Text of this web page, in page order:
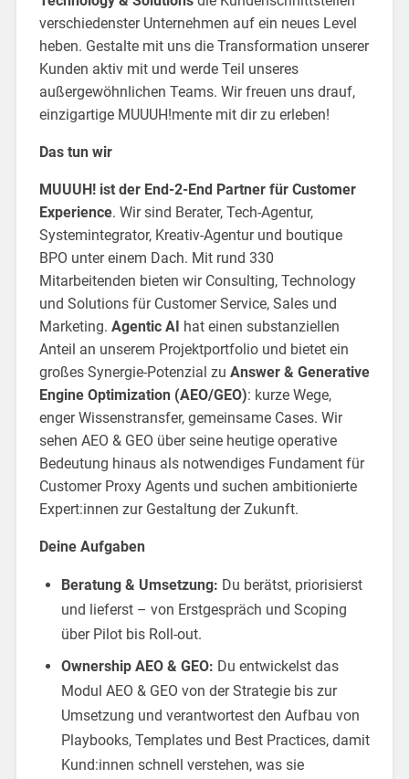
verschiedenster Unternehmen auf ein neues Level
heben. Gestalte mit uns die Transformation unserer
Kunden aktiv mit und werde Teil unseres
außergewöhnlichen Teams. Wir freuen uns drauf,
einzigartige MUUUH!mente mit dir zu erleben!
Das tun wir
MUUUH! ist der End-2-End Partner für Customer
Experience. Wir sind Berater, Tech-Agentur,
Systemintegrator, Kreativ-Agentur und boutique
BPO unter einem Dach. Mit rund 330
Mitarbeitenden bieten wir Consulting, Technology
und Solutions für Customer Service, Sales und
Marketing. Agentic AI hat einen substanziellen
Anteil an unserem Projektportfolio und bietet ein
großes Synergie-Potenzial zu Answer & Generative
Engine Optimization (AEO/GEO): kurze Wege,
enger Wissenstransfer, gemeinsame Cases. Wir
sehen AEO & GEO über seine heutige operative
Bedeutung hinaus als notwendiges Fundament für
Customer Proxy Agents und suchen ambitionierte
Expert:innen zur Gestaltung der Zukunft.
Deine Aufgaben
Beratung & Umsetzung: Du berätst, priorisierst
und lieferst – von Erstgespräch und Scoping
über Pilot bis Roll-out.
Ownership AEO & GEO: Du entwickelst das
Modul AEO & GEO von der Strategie bis zur
Umsetzung und verantwortest den Aufbau von
Playbooks, Templates und Best Practices, damit
Kund:innen schnell verstehen, was sie